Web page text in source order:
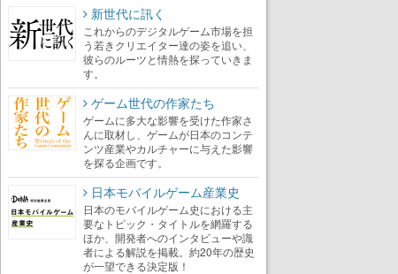
新世代に訊く
これからのデジタルゲーム市場を担
う若きクリエイター達の姿を追い、
彼らのルーツと情熱を探っていきま
す。
ゲーム世代の作家たち
ゲームに多大な影響を受けた作家さ
んに取材し、ゲームが日本のコンテ
ンツ産業やカルチャーに与えた影響
を探る企画です。
日本モバイルゲーム産業史
日本のモバイルゲーム史における主
要なトピック・タイトルを網羅する
ほか、開発者へのインタビューや識
者による解説を掲載。約20年の歴史
が一望できる決定版！